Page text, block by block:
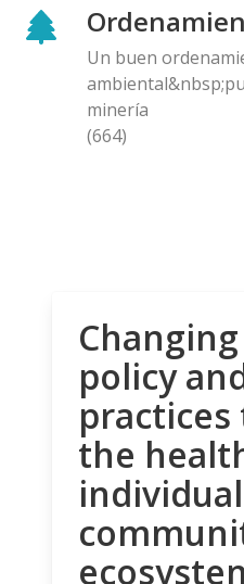
Un buen
minería
(664)
policy
the